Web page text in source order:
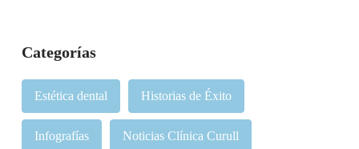
Categorías
Estética dental Historias de Éxito
Infografías Noticias Clínica Curull